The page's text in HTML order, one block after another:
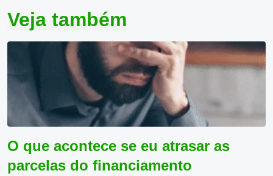
Veja também
O que acontece se eu atrasar as
parcelas do financiamento